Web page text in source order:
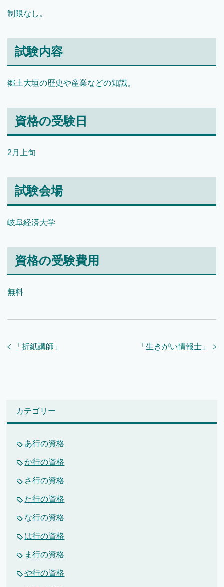
制限なし。
試験内容
郷土大垣の歴史や産業などの知識。
資格の受験日
2月上旬
試験会場
岐阜経済大学
資格の受験費用
無料
「 生きがい情報士 」
「 折紙講師 」
カテゴリー
あ行の資格
か行の資格
さ行の資格
た行の資格
な行の資格
は行の資格
ま行の資格
や行の資格